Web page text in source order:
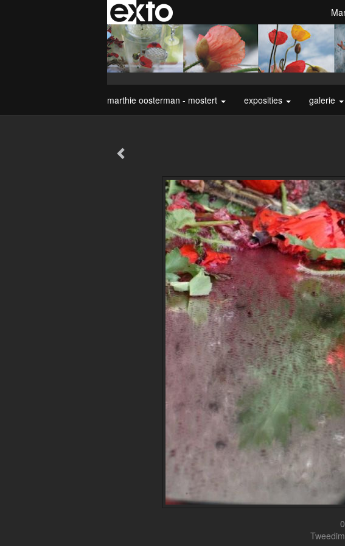
marthie oosterman - mostert exposities galerie